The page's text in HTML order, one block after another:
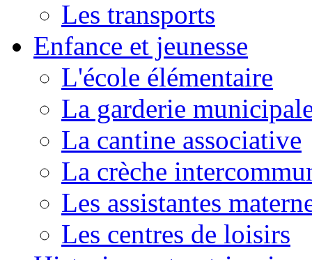
Les transports
Enfance et jeunesse
L'école élémentaire
La garderie
La cantine associative
La crèche
Les assistantes
Les centres de loisirs